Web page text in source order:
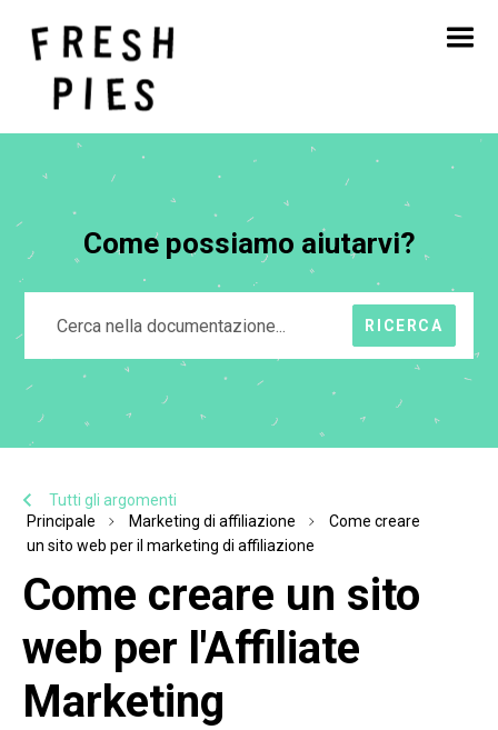
Casa
Circa
Il nostro lavoro
Come possiamo aiutarvi?
RICERCA
Tutti gli argomenti
Principale
Marketing di affiliazione
Come creare
un sito web per il marketing di affiliazione
Come creare un sito
web per l'Affiliate
Marketing